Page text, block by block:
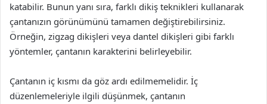
katabilir. Bunun yanı sıra, farklı dikiş teknikleri kullanarak
çantanızın görünümünü tamamen değiştirebilirsiniz.
Örneğin, zigzag dikişleri veya dantel dikişleri gibi farklı
yöntemler, çantanın karakterini belirleyebilir.
Çantanın iç kısmı da göz ardı edilmemelidir. İç
düzenlemeleriyle ilgili düşünmek, çantanın